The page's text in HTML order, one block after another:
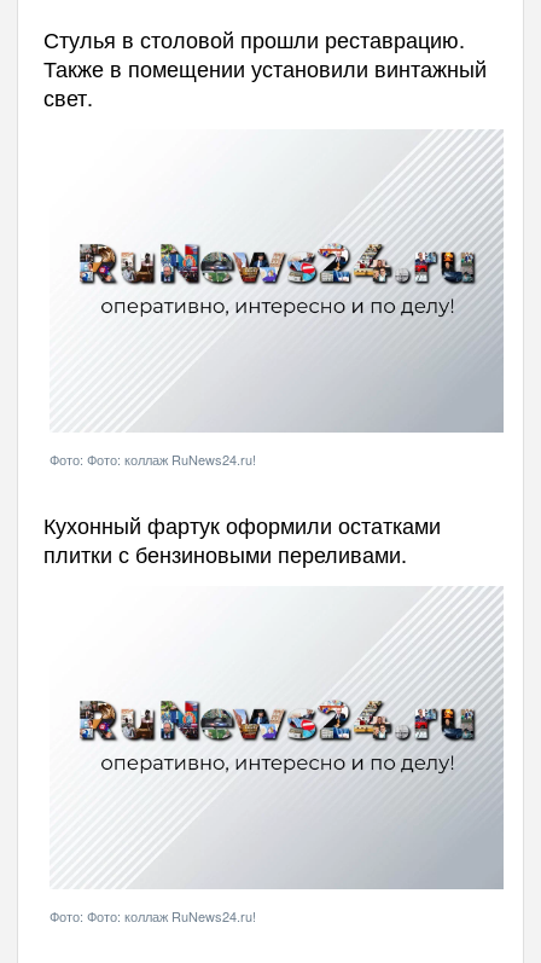
Стулья в столовой прошли реставрацию.
Также в помещении установили винтажный
свет.
Фото: Фото: коллаж RuNews24.ru!
Кухонный фартук оформили остатками
плитки с бензиновыми переливами.
Фото: Фото: коллаж RuNews24.ru!